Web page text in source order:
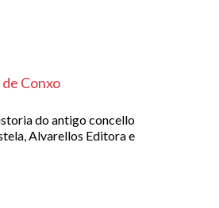
Conxo
do antigo concello
Alvarellos Editora e